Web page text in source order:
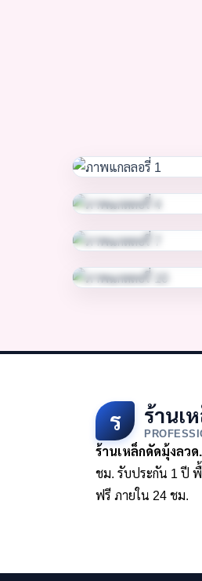
ร ร้านเ
ร้านเหล็กดัดมุ้งลว
ชม. รับประกัน 1 ปี
ฟรี ภายใน 24 ชม.